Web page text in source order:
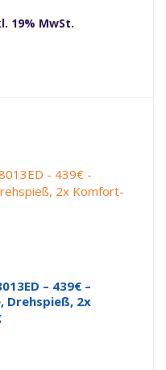
19% MwSt.
– 439€ –
Drehspieß, 2x